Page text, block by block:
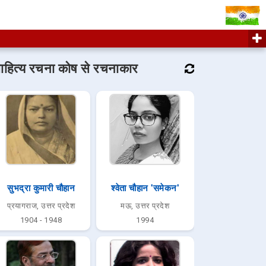
रचना कोष से रचनाकार
सुभद्रा कुमारी चौहान
प्रयागराज, उत्तर प्रदेश
1904 - 1948
श्वेता चौहान 'समेकन'
मऊ, उत्तर प्रदेश
1994